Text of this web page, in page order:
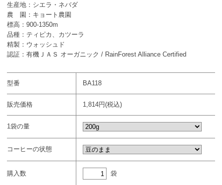
生産地：シエラ・ネバダ
農 園：キョート農園
標高：900-1350m
品種：ティピカ、カツーラ
精製：ウォッシュド
認証：有機ＪＡＳ オーガニック / RainForest Alliance Certified
型番 BA118
販売価格 1,814円(税込)
1袋の量
コーヒーの状態
購入数 袋